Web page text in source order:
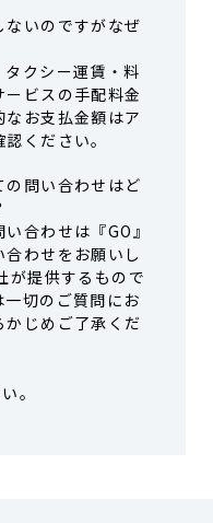
いのですがなぜ
クシー運賃・料
ビスの手配料金
お支払金額はア
ください。
問い合わせはど
合わせは『GO』
わせをお願いし
が提供するもので
切のご質問にお
じめご了承くだ
。